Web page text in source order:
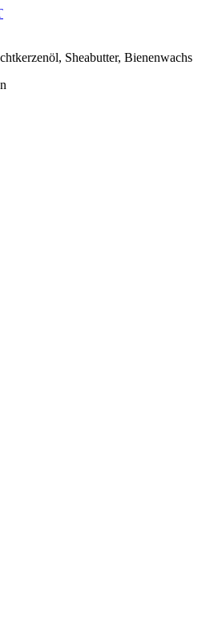
Sheabutter, Bienenwachs